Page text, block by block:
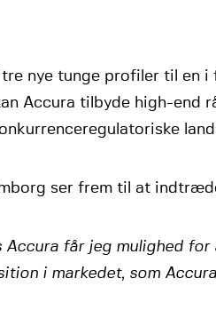
tre nye tunge profiler til en
Accura tilbyde high-end
ser frem til at
Accura får jeg mulighed for
i markedet, som